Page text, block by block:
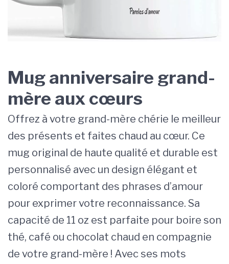
Mug anniversaire grand-
mère aux cœurs
Offrez à votre grand-mère chérie le meilleur
des présents et faites chaud au cœur. Ce
mug original de haute qualité et durable est
personnalisé avec un design élégant et
coloré comportant des phrases d’amour
pour exprimer votre reconnaissance. Sa
capacité de 11 oz est parfaite pour boire son
thé, café ou chocolat chaud en compagnie
de votre grand-mère ! Avec ses mots